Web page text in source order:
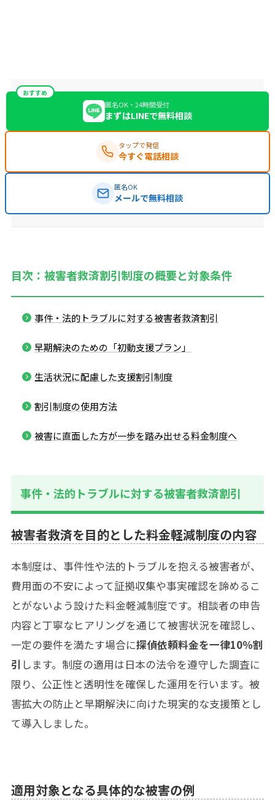
おすすめ
匿名OK・24時間受付
まずはLINEで無料相談
タップで発信
今すぐ電話相談
匿名OK
メールで無料相談
目次：被害者救済割引制度の概要と対象条件
事件・法的トラブルに対する被害者救済割引
早期解決のための「初動支援プラン」
生活状況に配慮した支援割引制度
割引制度の使用方法
被害に直面した方が一歩を踏み出せる料金制度へ
事件・法的トラブルに対する被害者救済割引
被害者救済を目的とした料金軽減制度の内容
本制度は、事件性や法的トラブルを抱える被害者が、
費用面の不安によって証拠収集や事実確認を諦めるこ
とがないよう設けた料金軽減制度です。相談者の申告
内容と丁寧なヒアリングを通じて被害状況を確認し、
一定の要件を満たす場合に探偵依頼料金を一律10％割
引 します。制度の適用は日本の法令を遵守した調査に
限り、公正性と透明性を確保した運用を行います。被
害拡大の防止と早期解決に向けた現実的な支援策とし
て導入しました。
適用対象となる具体的な被害の例